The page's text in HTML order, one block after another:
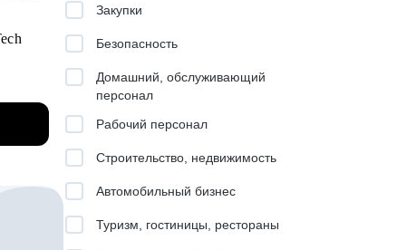
Закупки
Безопасность
Домашний, обслуживающий
персонал
Рабочий персонал
Строительство, недвижимость
Автомобильный бизнес
Туризм, гостиницы, рестораны